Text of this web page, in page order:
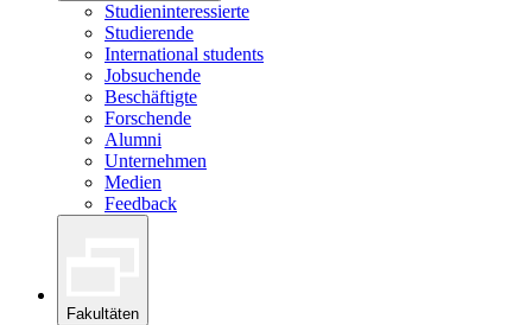
Studieninteressierte
Studierende
International students
Jobsuchende
Beschäftigte
Forschende
Alumni
Unternehmen
Medien
Feedback
Fakultäten